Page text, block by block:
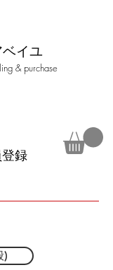
ベイユ
& purchase
録
)